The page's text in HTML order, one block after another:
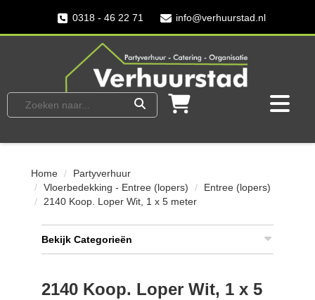
0318 - 46 22 71 info@verhuurstad.nl
Home
Partyverhuur
Vloerbedekking - Entree (lopers)
Entree (lopers)
2140 Koop. Loper Wit, 1 x 5 meter
Bekijk Categorieën
2140 Koop. Loper Wit, 1 x 5